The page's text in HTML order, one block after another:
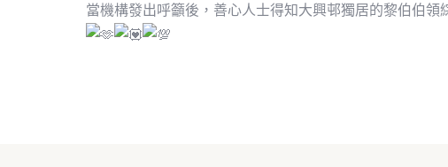
當機構發出呼籲後，善心人士得知大興邨獨居的黎伯伯